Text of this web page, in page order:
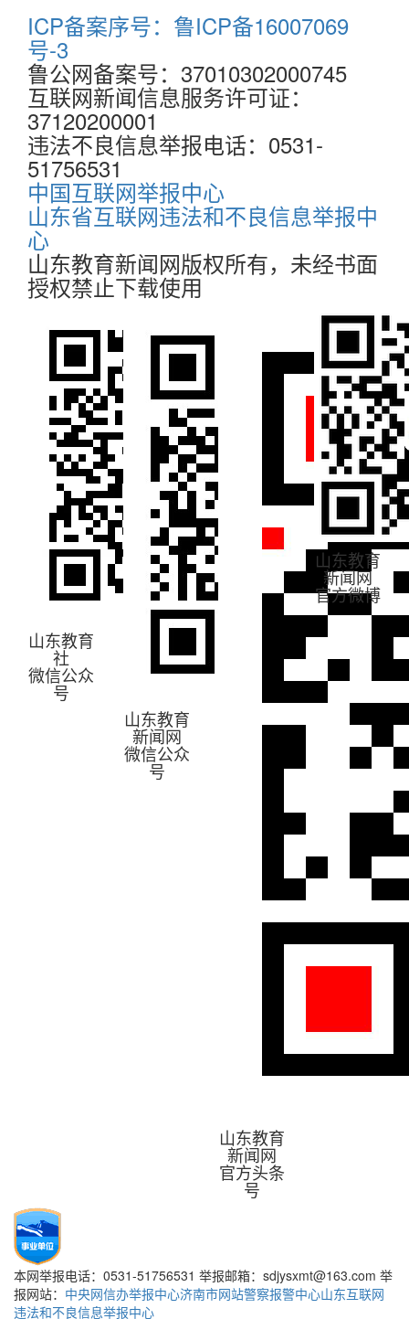
ICP备案序号：鲁ICP备16007069
号-3
鲁公网备案号：37010302000745
互联网新闻信息服务许可证：
37120200001
违法不良信息举报电话：0531-
51756531
中国互联网举报中心
山东省互联网违法和不良信息举报中
心
山东教育新闻网版权所有，未经书面
授权禁止下载使用
山东教育
社
微信公众
号
山东教育
新闻网
微信公众
号
山东教育
新闻网
官方头条
号
山东教育
新闻网
官方微博
本网举报电话：0531-51756531 举报邮箱：sdjysxmt@163.com 举
报网站： 中央网信办举报中心济南市网站警察报警中心山东互联网
违法和不良信息举报中心